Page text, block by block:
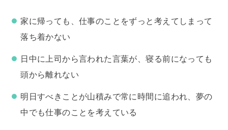
家に帰っても、仕事のことをずっと考えてしまって
落ち着かない
日中に上司から言われた言葉が、寝る前になっても
頭から離れない
明日すべきことが山積みで常に時間に追われ、夢の
中でも仕事のことを考えている